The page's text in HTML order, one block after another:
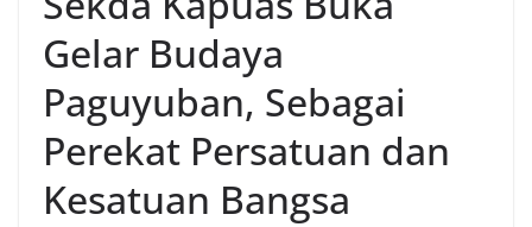
Gelar Budaya
Paguyuban, Sebagai
Perekat Persatuan dan
Kesatuan Bangsa